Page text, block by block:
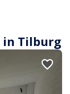
in Tilburg